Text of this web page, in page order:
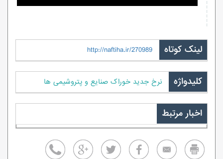
لینک کوتاه http://naftiha.ir/270989
کلیدواژه نرخ جدید خوراک صنایع و پتروشیمی ها
اخبار مرتبط